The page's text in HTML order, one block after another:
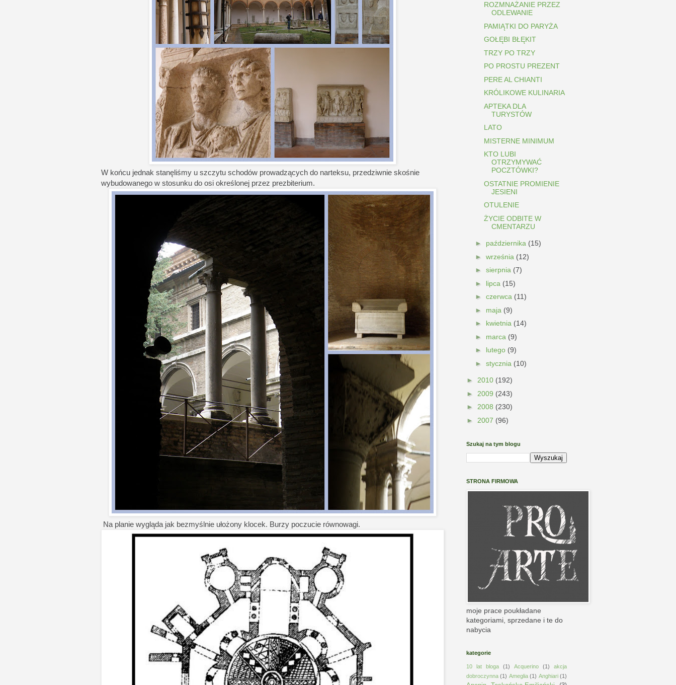
W końcu jednak stanęliśmy u szczytu schodów prowadzących do narteksu, przedziwnie skośnie
wybudowanego w stosunku do osi określonej przez prezbiterium.
Na planie wygląda jak bezmyślnie ułożony klocek. Burzy poczucie równowagi.
ROZMNAŻANIE PRZEZ
ODLEWANIE
PAMIĄTKI DO PARYŻA
GOŁĘBI BŁĘKIT
TRZY PO TRZY
PO PROSTU PREZENT
PERE AL CHIANTI
KRÓLIKOWE KULINARIA
APTEKA DLA
TURYSTÓW
LATO
MISTERNE MINIMUM
KTO LUBI
OTRZYMYWAĆ
POCZTÓWKI?
OSTATNIE PROMIENIE
JESIENI
OTULENIE
ŻYCIE ODBITE W
CMENTARZU
► października (15)
► września (12)
► sierpnia (7)
► lipca (15)
► czerwca (11)
► maja (9)
► kwietnia (14)
► marca (9)
► lutego (9)
► stycznia (10)
► 2010 (192)
► 2009 (243)
► 2008 (230)
► 2007 (96)
Szukaj na tym blogu
STRONA FIRMOWA
moje prace poukładane
kategoriami, sprzedane i te do
nabycia
kategorie
10 lat bloga (1) Acquerino (1)
akcja
dobroczynna (1) Ameglia (1) Anghiari (1)